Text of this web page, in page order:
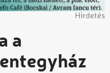
Hirdetés
a